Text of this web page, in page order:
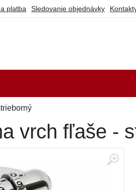
platba Sledovanie objednávky
vrch fľaše -